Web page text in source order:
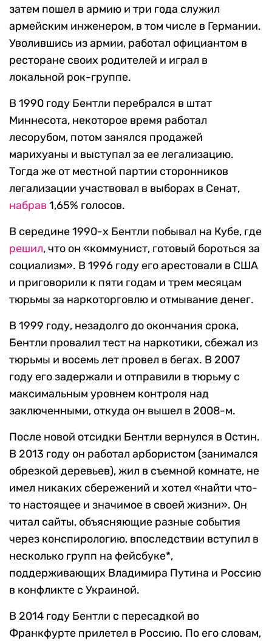
затем пошел в армию и три года служил
армейским инженером, в том числе в Германии.
Уволившись из армии, работал официантом в
ресторане своих родителей и играл в
локальной рок-группе.
В 1990 году Бентли перебрался в штат
Миннесота, некоторое время работал
лесорубом, потом занялся продажей
марихуаны и выступал за ее легализацию.
Тогда же от местной партии сторонников
легализации участвовал в выборах в Сенат,
набрав 1,65% голосов.
В середине 1990-х Бентли побывал на Кубе, где
решил, что он «коммунист, готовый бороться за
социализм». В 1996 году его арестовали в США
и приговорили к пяти годам и трем месяцам
тюрьмы за наркоторговлю и отмывание денег.
В 1999 году, незадолго до окончания срока,
Бентли провалил тест на наркотики, сбежал из
тюрьмы и восемь лет провел в бегах. В 2007
году его задержали и отправили в тюрьму с
максимальным уровнем контроля над
заключенными, откуда он вышел в 2008-м.
После новой отсидки Бентли вернулся в Остин.
В 2013 году он работал арбористом (занимался
обрезкой деревьев), жил в съемной комнате, не
имел никаких сбережений и хотел «найти что-
то настоящее и значимое в своей жизни». Он
читал сайты, объясняющие разные события
через конспирологию, впоследствии вступил в
несколько групп на фейсбуке*,
поддерживающих Владимира Путина и Россию
в конфликте с Украиной.
В 2014 году Бентли с пересадкой во
Франкфурте прилетел в Россию. По его словам,